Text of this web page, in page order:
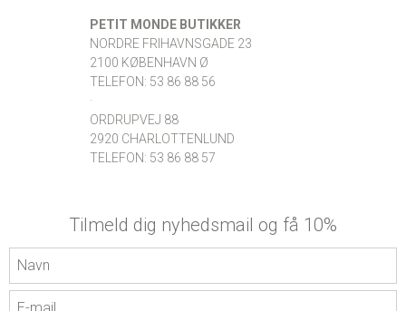
PETIT MONDE BUTIKKER
NORDRE FRIHAVNSGADE 23
2100 KØBENHAVN Ø
TELEFON: 53 86 88 56
·
ORDRUPVEJ 88
2920 CHARLOTTENLUND
TELEFON: 53 86 88 57
Tilmeld dig nyhedsmail og få 10%